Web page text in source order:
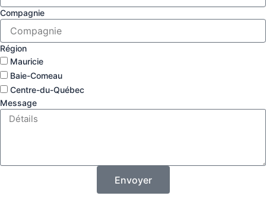
Compagnie
Région
Mauricie
Baie-Comeau
Centre-du-Québec
Message
Envoyer